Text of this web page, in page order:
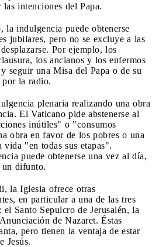
intenciones del Papa.
la indulgencia puede obtenerse
jubilares, pero no se excluye a las
Por ejemplo, los
los ancianos y los enfermos
seguir una Misa del Papa o de su
por la radio.
plenaria realizando una obra
El Vaticano pide abstenerse al
inútiles" o "consumos
obra en favor de los pobres o una
"en todas sus etapas".
puede obtenerse una vez al día,
un difunto.
la Iglesia ofrece otras
en particular a una de las tres
Santo Sepulcro de Jerusalén, la
de Nazaret. Éstas
pero tienen la ventaja de estar
Jesús.